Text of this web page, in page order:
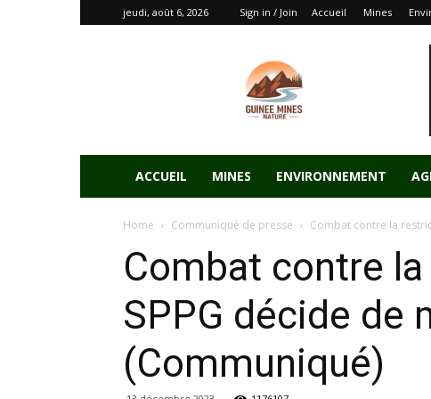
jeudi, août 6, 2026 Sign in / Join Accueil Mines
ACCUEIL MINES ENVIRONNEMENT
Home Communiqué de presse Combat contre la
Combat contre
SPPG décide de
(Communiqué)